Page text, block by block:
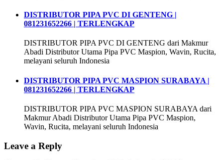
DISTRIBUTOR PIPA PVC DI GENTENG |
081231652266 | TERLENGKAP
DISTRIBUTOR PIPA PVC DI GENTENG dari Makmur
Abadi Distributor Utama Pipa PVC Maspion, Wavin, Rucita,
melayani seluruh Indonesia
DISTRIBUTOR PIPA PVC MASPION SURABAYA |
081231652266 | TERLENGKAP
DISTRIBUTOR PIPA PVC MASPION SURABAYA dari
Makmur Abadi Distributor Utama Pipa PVC Maspion,
Wavin, Rucita, melayani seluruh Indonesia
Leave a Reply